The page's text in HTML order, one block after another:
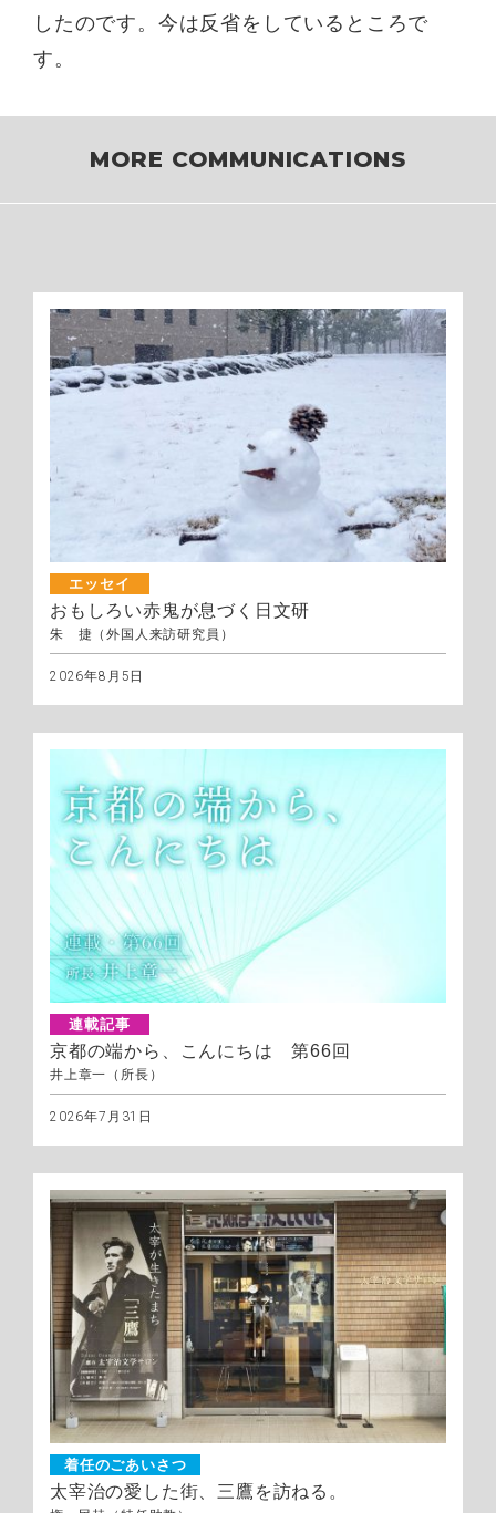
したのです。今は反省をしているところで
す。
MORE COMMUNICATIONS
エッセイ
おもしろい赤鬼が息づく日文研
朱 捷（外国人来訪研究員）
2026年8月5日
連載記事
京都の端から、こんにちは 第66回
井上章一（所長）
2026年7月31日
着任のごあいさつ
太宰治の愛した街、三鷹を訪ねる。